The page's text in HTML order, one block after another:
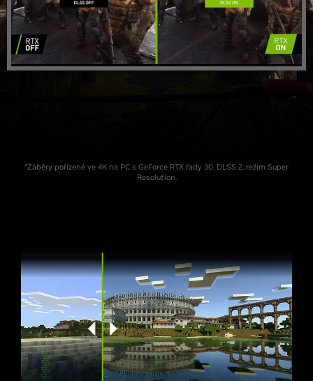
*Záběry pořízené ve 4K na PC s GeForce RTX řady 30. DLSS 2, režim Super
Resolution.